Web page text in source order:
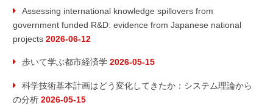
ー
シ
ョ
ン
Assessing international knowledge spillovers from
government funded R&D: evidence from Japanese national
projects 2026-06-12
歩いて学ぶ都市経済学 2026-05-15
科学技術基本計画はどう変化してきたか：システム理論から
の分析 2026-05-15